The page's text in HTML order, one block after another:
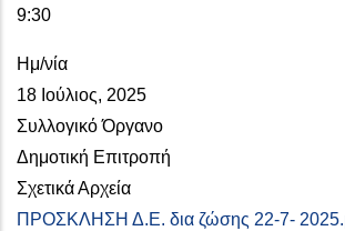
9:30
Ημ/νία
18 Ιούλιος, 2025
Συλλογικό Όργανο
Δημοτική Επιτροπή
Σχετικά Αρχεία
ΠΡΟΣΚΛΗΣΗ Δ.Ε. δια ζώσης 22-7-